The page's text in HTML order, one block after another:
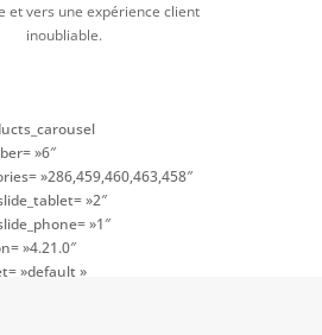
et vers une expérience client
inoubliable.
»6″
»286,459,460,463,458″
»2″
»1″
»4.21.0″
»default »